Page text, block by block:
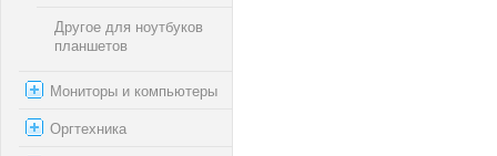
Другое для ноутбуков
планшетов
Мониторы и компьютеры
Оргтехника